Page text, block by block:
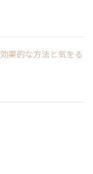
果的な方法と気をる